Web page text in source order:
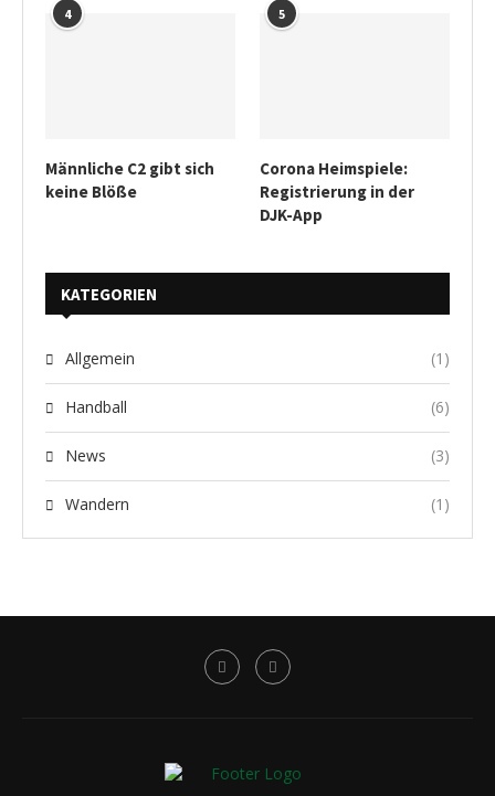
4
Männliche C2 gibt sich
keine Blöße
5
Corona Heimspiele:
Registrierung in der
DJK-App
KATEGORIEN
Allgemein (1)
Handball (6)
News (3)
Wandern (1)